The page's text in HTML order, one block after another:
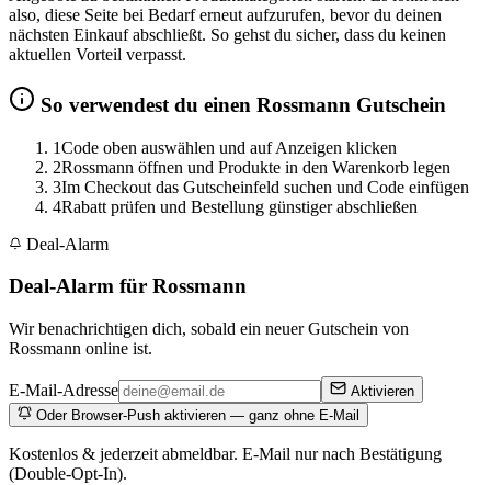
also, diese Seite bei Bedarf erneut aufzurufen, bevor du deinen
nächsten Einkauf abschließt. So gehst du sicher, dass du keinen
aktuellen Vorteil verpasst.
So verwendest du einen Rossmann Gutschein
1Code oben auswählen und auf Anzeigen klicken
2Rossmann öffnen und Produkte in den Warenkorb legen
3Im Checkout das Gutscheinfeld suchen und Code einfügen
4Rabatt prüfen und Bestellung günstiger abschließen
Deal-Alarm
Deal-Alarm für Rossmann
Wir benachrichtigen dich, sobald ein neuer Gutschein von
Rossmann online ist.
E-Mail-Adresse
Aktivieren
Oder Browser-Push aktivieren — ganz ohne E-Mail
Kostenlos & jederzeit abmeldbar. E-Mail nur nach Bestätigung
(Double-Opt-In).